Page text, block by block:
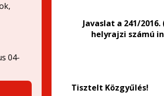
Javaslat a 241/
helyrajzi számú
Tisztelt Közgyűlés!
04-